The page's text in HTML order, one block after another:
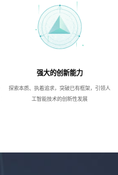
强大的创新能力
探索本质、执着追求，突破已有框架，引领人
工智能技术的创新性发展